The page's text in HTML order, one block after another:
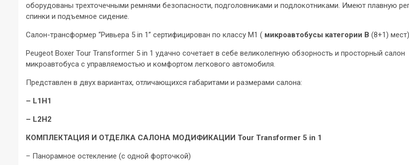
оборудованы трехточечными ремнями безопасности, подголовниками и подлокотниками. Имеют плавную
спинки и подъемное сидение.
Салон-трансформер “Ривьера 5 in 1” сертифицирован по классу М1 ( микроавтобусы категории В (8+1) мест).
Peugeot Boxer Tour Transformer 5 in 1 удачно сочетает в себе великолепную обзорность и просторный салон
микроавтобуса с управляемостью и комфортом легкового автомобиля.
Представлен в двух вариантах, отличающихся габаритами и размерами салона:
– L1H1
– L2H2
КОМПЛЕКТАЦИЯ И ОТДЕЛКА САЛОНА МОДИФИКАЦИИ Tour Transformer 5 in 1
– Панорамное остекление (с одной форточкой)